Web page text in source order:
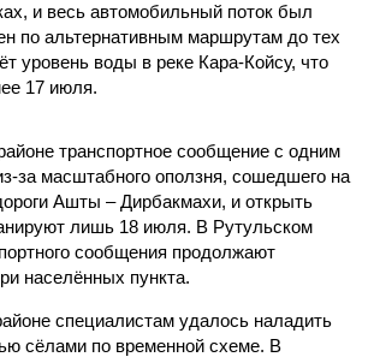
и весь автомобильный поток был
по альтернативным маршрутам до тех
уровень воды в реке Кара-Койсу, что
17 июля.
транспортное сообщение с одним
за масштабного оползня, сошедшего на
Ашты – Дирбакмахи, и открыть
лишь 18 июля. В Рутульском
сообщения продолжают
населённых пункта.
специалистам удалось наладить
сёлами по временной схеме. В